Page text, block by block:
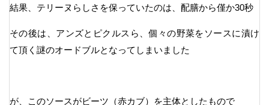
結果、テリーヌらしさを保っていたのは、配膳から僅か30秒
その後は、アンズとピクルスら、個々の野菜をソースに漬け
て頂く謎のオードブルとなってしまいました
が、このソースがビーツ（赤カブ）を主体としたもので